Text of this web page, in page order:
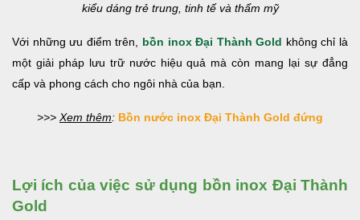
kiểu dáng trẻ trung, tinh tế và thẩm mỹ
Với những ưu điểm trên, bồn inox Đại Thành Gold không chỉ là
một giải pháp lưu trữ nước hiệu quả mà còn mang lại sự đẳng
cấp và phong cách cho ngôi nhà của bạn.
>>> Xem thêm: Bồn nước inox Đại Thành Gold đứng
Lợi ích của việc sử dụng bồn inox Đại Thành
Gold